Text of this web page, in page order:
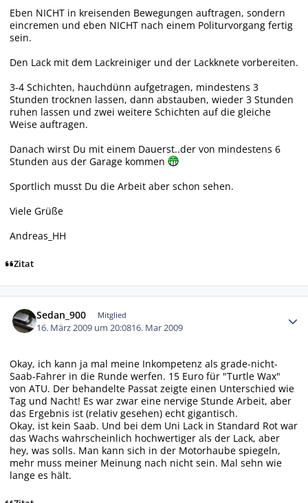
Eben NICHT in kreisenden Bewegungen auftragen, sondern
eincremen und eben NICHT nach einem Politurvorgang fertig
sein.
Den Lack mit dem Lackreiniger und der Lackknete vorbereiten.
3-4 Schichten, hauchdünn aufgetragen, mindestens 3
Stunden trocknen lassen, dann abstauben, wieder 3 Stunden
ruhen lassen und zwei weitere Schichten auf die gleiche
Weise auftragen.
Danach wirst Du mit einem Dauerst..der von mindestens 6
Stunden aus der Garage kommen
Sportlich musst Du die Arbeit aber schon sehen.
Viele Grüße
Andreas_HH
Zitat
Sedan_900 Mitglied
16. März 2009 um 20:0816. Mar 2009
Okay, ich kann ja mal meine Inkompetenz als grade-nicht-
Saab-Fahrer in die Runde werfen. 15 Euro für "Turtle Wax"
von ATU. Der behandelte Passat zeigte einen Unterschied wie
Tag und Nacht! Es war zwar eine nervige Stunde Arbeit, aber
das Ergebnis ist (relativ gesehen) echt gigantisch.
Okay, ist kein Saab. Und bei dem Uni Lack in Standard Rot war
das Wachs wahrscheinlich hochwertiger als der Lack, aber
hey, was solls. Man kann sich in der Motorhaube spiegeln,
mehr muss meiner Meinung nach nicht sein. Mal sehn wie
lange es hält.